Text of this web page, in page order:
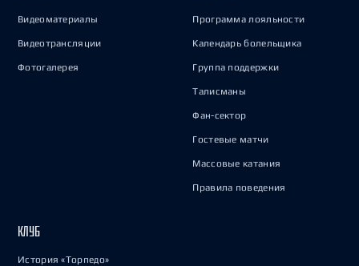
Видеоматериалы
Видеотрансляции
Фотогалерея
Программа лояльности
Календарь болельщика
Группа поддержки
Талисманы
Фан-сектор
Гостевые матчи
Массовые катания
Правила поведения
КЛУБ
История «Торпедо»